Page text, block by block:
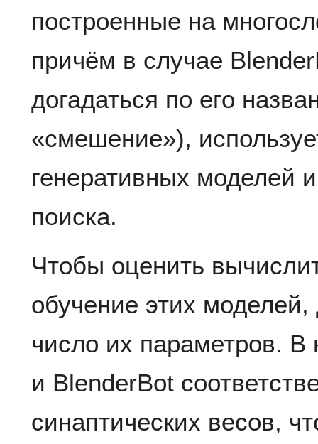
построенные на
причём в случае
догадаться по его
«смешение»),
генеративных моделей
поиска.
Чтобы оценить
обучение этих моделей,
число их параметров. В
и BlenderBot
синаптических весов,